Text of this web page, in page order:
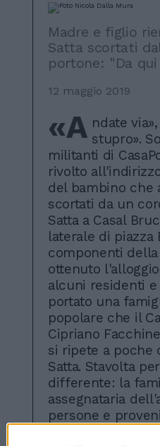
Madre e figlio
Satta scortati
portone: "Da
12 maggio 2019
«A ndate
stupro».
militanti di
rivolto
del bambino che
scortati da un
Satta a Casal
laterale di piazza
componenti
ottenuto
alcuni residenti
portato una
popolare che il
Cipriano
si ripete a poche
Satta. Stavolta
differente: la
assegnataria
persone e